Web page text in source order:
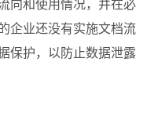
向和使用情况，并在必
企业还没有实施文档流
保护，以防止数据泄露